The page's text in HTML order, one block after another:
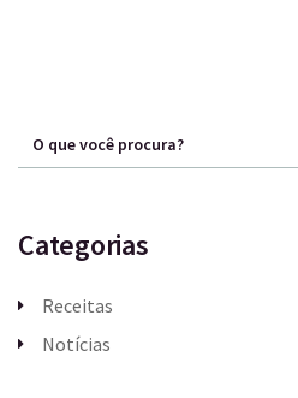
Categorias
Receitas
Notícias